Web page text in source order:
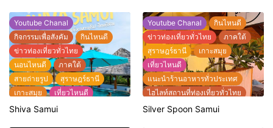
Youtube Chanal
กิจกรรมเพื่อสังคัม
กินไหนดี
ข่าวท่องเที่ยวทั่วไทย
นอนไหนดี
ภาคใต้
สายถ่ายรูป
สุราษฎร์ธานี
เกาะสมุย
เที่ยวไหนดี
แนะนำที่พักทั่วประเทศไทย
Shiva Samui
Youtube Chanal
กินไหนดี
ข่าวท่องเที่ยวทั่วไทย
ภาคใต้
สุราษฎร์ธานี
เกาะสมุย
เที่ยวไหนดี
แนะนำร้านอาหารทั่วประเทศ
ไฮไลท์สถานที่ท่องเที่ยวทั่วไทย
Silver Spoon Samui